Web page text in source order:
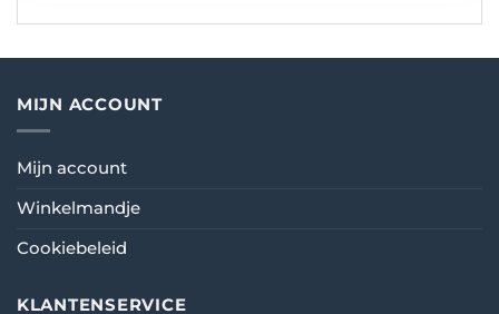
MIJN ACCOUNT
Mijn account
Winkelmandje
Cookiebeleid
KLANTENSERVICE